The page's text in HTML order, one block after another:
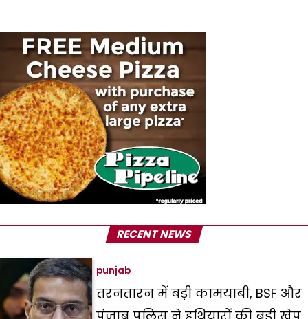
RECENT NEWS
punjab
तरनतारन में बड़ी कामयाबी, BSF और